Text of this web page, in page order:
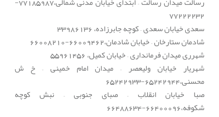
77222232
سعدی خیابان سعدی – کوچه جابرزاده، 33986136
شادمان ستارخان – خیابان شادمان،66009462-66008210
شهرری میدان فرمانداری – خیابان کمیل، 55961456
شهریار خیابان ولیعصر – میدان امام خمینی – خ ش
محسنی،65242944-65242933
صبا خیابان انقلاب – صبای جنوبی – نبش کوچه
شکوفه،66400096-66488634